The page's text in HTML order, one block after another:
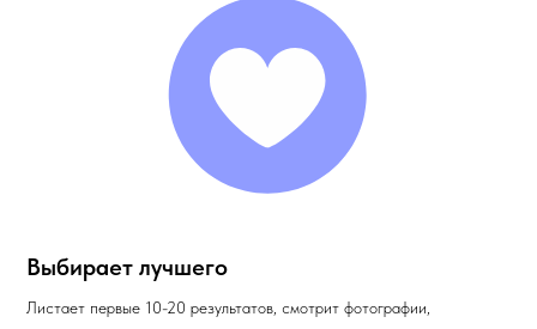
Выбирает лучшего
Листает первые 10-20 результатов, смотрит фотографии,